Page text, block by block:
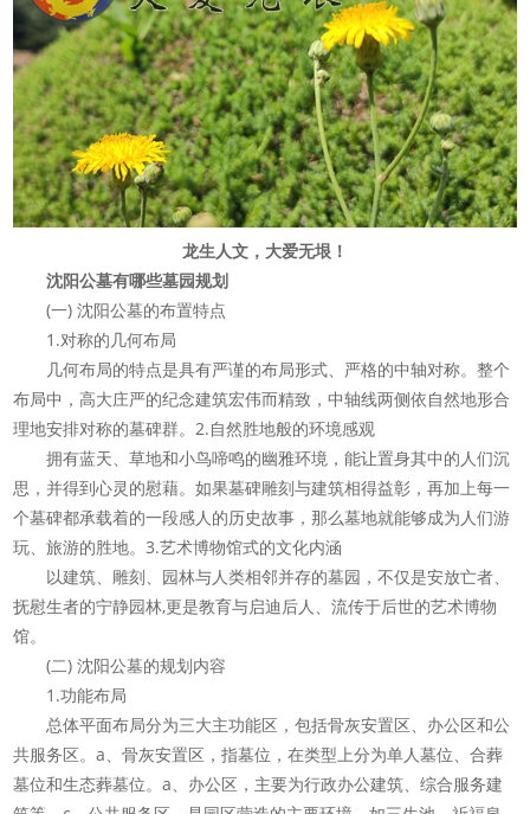
龙生人文，大爱无垠！
沈阳公墓有哪些墓园规划
(一) 沈阳公墓的布置特点
1.对称的几何布局
几何布局的特点是具有严谨的布局形式、严格的中轴对称。整个
布局中，高大庄严的纪念建筑宏伟而精致，中轴线两侧依自然地形合
理地安排对称的墓碑群。2.自然胜地般的环境感观
拥有蓝天、草地和小鸟啼鸣的幽雅环境，能让置身其中的人们沉
思，并得到心灵的慰藉。如果墓碑雕刻与建筑相得益彰，再加上每一
个墓碑都承载着的一段感人的历史故事，那么墓地就能够成为人们游
玩、旅游的胜地。3.艺术博物馆式的文化内涵
以建筑、雕刻、园林与人类相邻并存的墓园，不仅是安放亡者、
抚慰生者的宁静园林,更是教育与启迪后人、流传于后世的艺术博物
馆。
(二) 沈阳公墓的规划内容
1.功能布局
总体平面布局分为三大主功能区，包括骨灰安置区、办公区和公
共服务区。a、骨灰安置区，指墓位，在类型上分为单人墓位、合葬
墓位和生态葬墓位。a、办公区，主要为行政办公建筑、综合服务建